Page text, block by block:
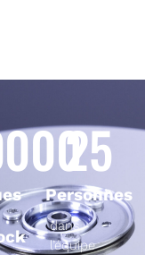
Personnes
25
dans
l’équipe